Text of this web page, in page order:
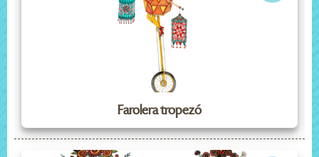
Farolera tropezó